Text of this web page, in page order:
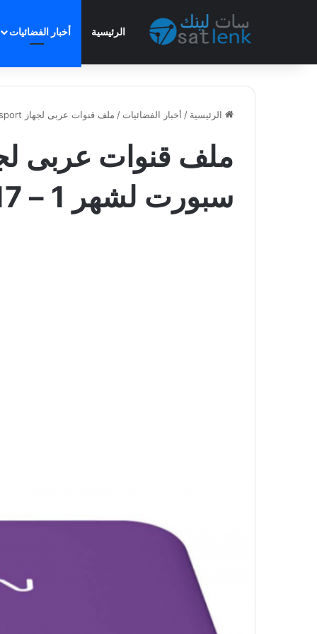
الرئيسية أخبار الفضائيات
الرئيسية / أخبار الفضائيات / ملف قنوات عربى لجهاز bein sport بى ان سبورت لشهر 1 – 2017 عربى نايل سات
سبورت لشهر 1 – 2017 عربى نايل سات